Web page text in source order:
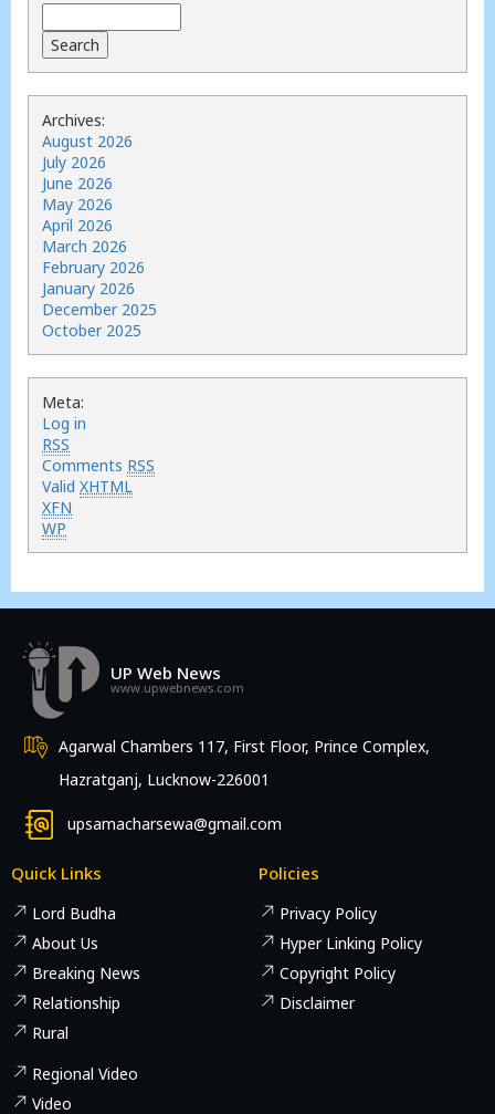
Archives:
August 2026
July 2026
June 2026
May 2026
April 2026
March 2026
February 2026
January 2026
December 2025
October 2025
Meta:
Log in
RSS
Comments RSS
Valid XHTML
XFN
WP
UP Web News
www.upwebnews.com
Agarwal Chambers 117, First Floor, Prince Complex,
Hazratganj, Lucknow-226001
upsamacharsewa@gmail.com
Quick Links
Lord Budha
About Us
Breaking News
Relationship
Rural
Regional Video
Video
Policies
Privacy Policy
Hyper Linking Policy
Copyright Policy
Disclaimer